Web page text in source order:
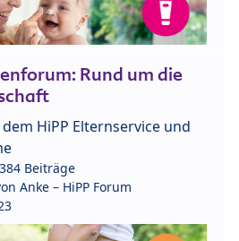
Rund um die
HiPP Elternservice und
Beiträge
Anke – HiPP Forum